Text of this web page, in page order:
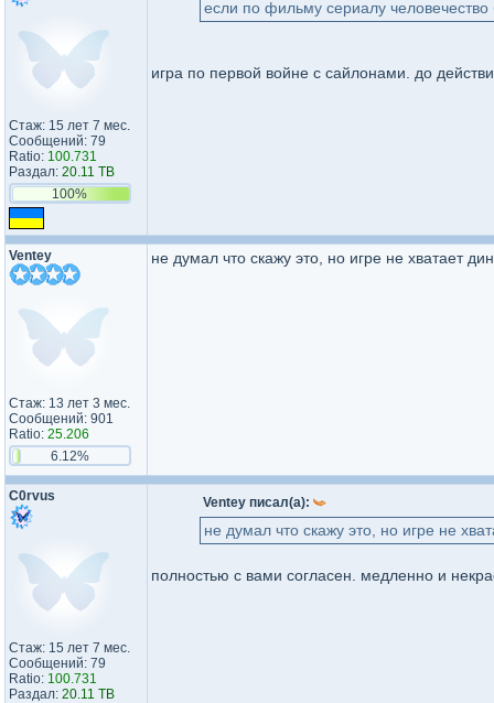
Стаж: 15 лет 7 мес.
Сообщений: 79
Ratio: 100.731
Раздал: 20.11 TB
100%
если по фильму сериалу
игра по первой войне с сайлонами. до
Ventey
Стаж: 13 лет 3 мес.
Сообщений: 901
Ratio: 25.206
6.12%
не думал что скажу это, но игре не хватает
C0rvus
Стаж: 15 лет 7 мес.
Сообщений: 79
Ratio: 100.731
Раздал: 20.11 TB
Ventey писал(а):
не думал что скажу это, но игре не
полностью с вами согласен. медленно и